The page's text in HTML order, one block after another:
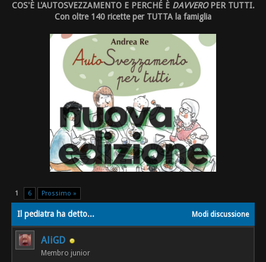
COS'È L'AUTOSVEZZAMENTO E PERCHÉ È DAVVEROPER TUTTI.
Con oltre 140 ricette per TUTTA la famiglia
1 6 Prossimo »
Modi discussione
Il pediatra ha detto...
AliGD
Membro junior